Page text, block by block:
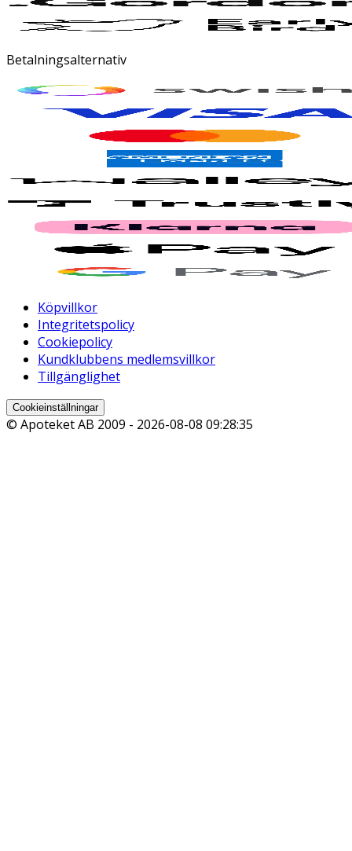
Betalningsalternativ
Köpvillkor
Integritetspolicy
Cookiepolicy
Kundklubbens medlemsvillkor
Tillgänglighet
Cookieinställningar
© Apoteket AB 2009 - 2026-08-08 09:28:35